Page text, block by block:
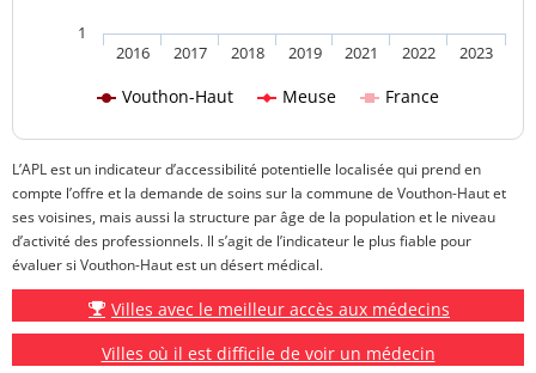
Vouthon-Haut Meuse France
2016 2017 2018 2019 2021 2022 2023
1
L’APL est un indicateur d’accessibilité potentielle localisée qui prend en
compte l’offre et la demande de soins sur la commune de Vouthon-Haut et
ses voisines, mais aussi la structure par âge de la population et le niveau
d’activité des professionnels. Il s’agit de l’indicateur le plus fiable pour
évaluer si Vouthon-Haut est un désert médical.
Villes avec le meilleur accès aux médecins
Villes où il est difficile de voir un médecin